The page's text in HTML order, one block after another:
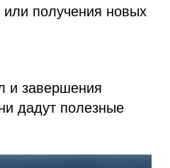
или получения новых
и завершения
дадут полезные